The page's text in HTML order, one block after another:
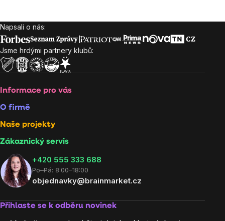
Zápatí
Napsali o nás:
Jsme hrdými partnery klubů:
Informace pro vás
O firmě
Naše projekty
Zákaznický servis
‭+420 555 333 688
Po–Pá: 8:00–18:00
objednavky@brainmarket.cz
Přihlaste se k odběru novinek